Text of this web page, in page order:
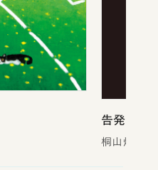
告発 裏
桐山煌／著